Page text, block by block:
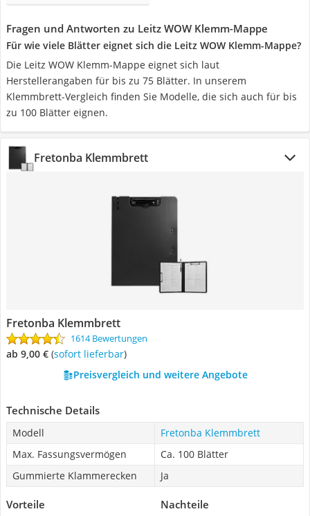
Fragen und Antworten zu Leitz WOW Klemm-Mappe
Für wie viele Blätter eignet sich die Leitz WOW Klemm-Mappe?
Die Leitz WOW Klemm-Mappe eignet sich laut
Herstellerangaben für bis zu 75 Blätter. In unserem
Klemmbrett-Vergleich finden Sie Modelle, die sich auch für bis
zu 100 Blätter eignen.
Fretonba Klemmbrett
Fretonba Klemmbrett
1614 Bewertungen
ab 9,00 € ( Sofort lieferbar)
Preisvergleich und weitere Angebote
Technische Details
Modell
Fretonba Klemmbrett
Max. Fassungsvermögen
Ca. 100 Blätter
Gummierte Klammerecken
Ja
Vorteile Nachteile